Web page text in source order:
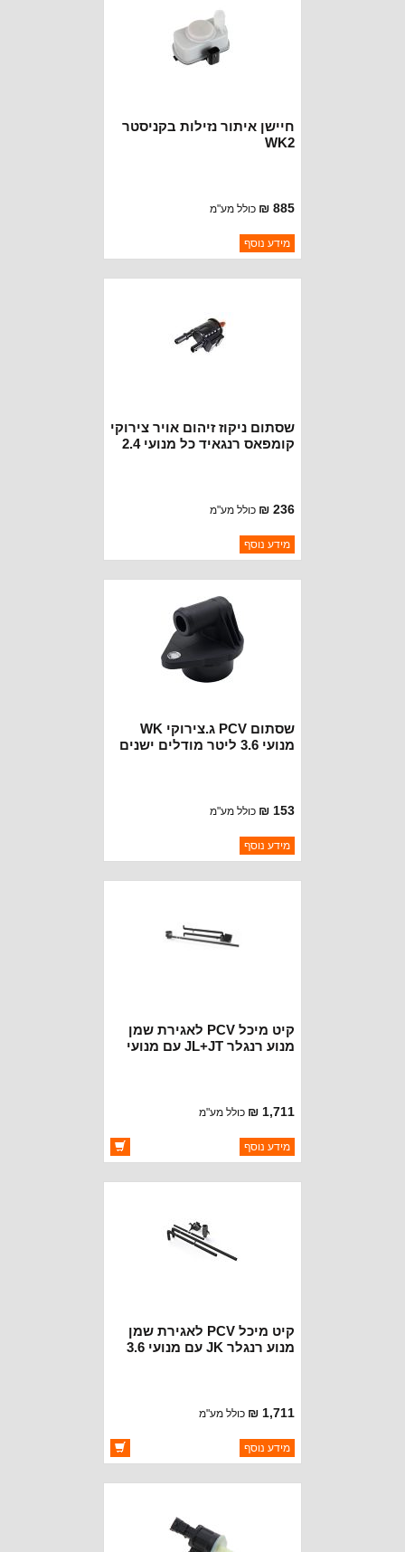
חיישן איתור נזילות בקניסטר
WK2
885 ₪ כולל מע"מ
ברקוד: 68505622AA
יצרן:MOPAR CHRYSLER
מידע נוסף
שסתום ניקוז זיהום אויר צירוקי
קומפאס רנגאיד כל מנועי 2.4
236 ₪ כולל מע"מ
ברקוד: 4627182AA
יצרן:OAKMAN OFFROAD
מידע נוסף
שסתום PCV ג.צירוקי WK
מנועי 3.6 ליטר מודלים ישנים
153 ₪ כולל מע"מ
ברקוד: 5184763AB
יצרן:OAKMAN OFFROAD
מידע נוסף
קיט מיכל PCV לאגירת שמן
מנוע רנגלר JL+JT עם מנועי
1,711 ₪ כולל מע"מ
ברקוד: 4839200
יצרן:TERAFLEX
מידע נוסף
קיט מיכל PCV לאגירת שמן
מנוע רנגלר JK עם מנועי 3.6
1,711 ₪ כולל מע"מ
ברקוד: 4839100
יצרן:TERAFLEX
מידע נוסף